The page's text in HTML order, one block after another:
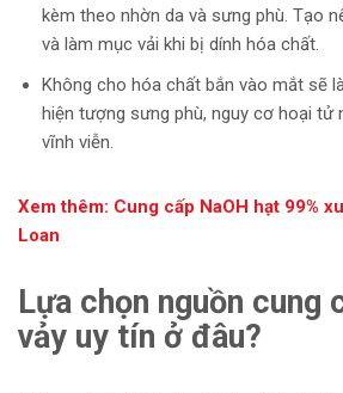
kèm theo nhờn da và sưng phù. Tạo
và làm mục vải khi bị dính hóa chất.
Không cho hóa chất bắn vào mắt sẽ
hiện tượng sưng phù, nguy cơ hoại tử
vĩnh viễn.
Xem thêm: Cung cấp NaOH hạt 99%
Loan
Lựa chọn nguồn cung
vảy uy tín ở đâu?